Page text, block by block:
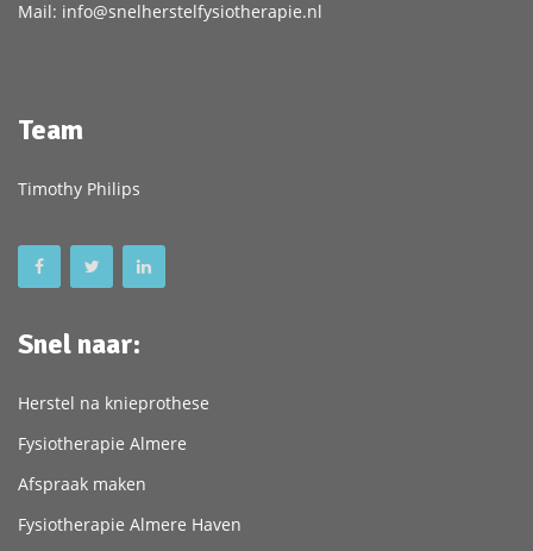
Mail: info@snelherstelfysiotherapie.nl
Team
Timothy Philips
Snel naar:
Herstel na knieprothese
Fysiotherapie Almere
Afspraak maken
Fysiotherapie Almere Haven